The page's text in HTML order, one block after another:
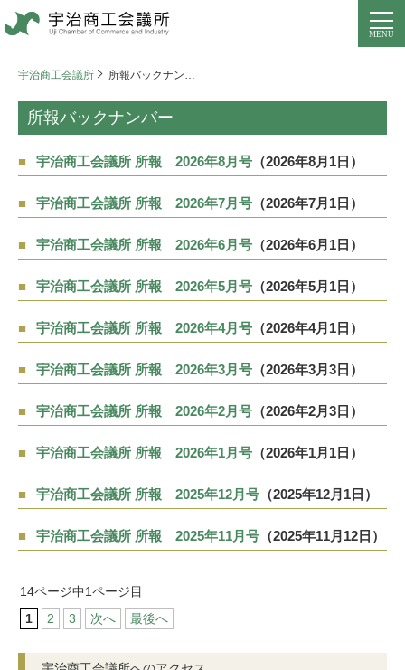
宇治商工会議所 所報バックナンバー
所報バックナンバー
宇治商工会議所 所報 2026年8月号 （2026年8月1日）
宇治商工会議所 所報 2026年7月号 （2026年7月1日）
宇治商工会議所 所報 2026年6月号 （2026年6月1日）
宇治商工会議所 所報 2026年5月号 （2026年5月1日）
宇治商工会議所 所報 2026年4月号 （2026年4月1日）
宇治商工会議所 所報 2026年3月号 （2026年3月3日）
宇治商工会議所 所報 2026年2月号 （2026年2月3日）
宇治商工会議所 所報 2026年1月号 （2026年1月1日）
宇治商工会議所 所報 2025年12月号 （2025年12月1日）
宇治商工会議所 所報 2025年11月号 （2025年11月12日）
14ページ中1ページ目
1
2 3 次へ 最後へ